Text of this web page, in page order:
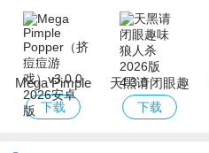
Mega Pimple
Popper（挤痘
下载
天黑请闭眼趣
味狼人杀2026
下载